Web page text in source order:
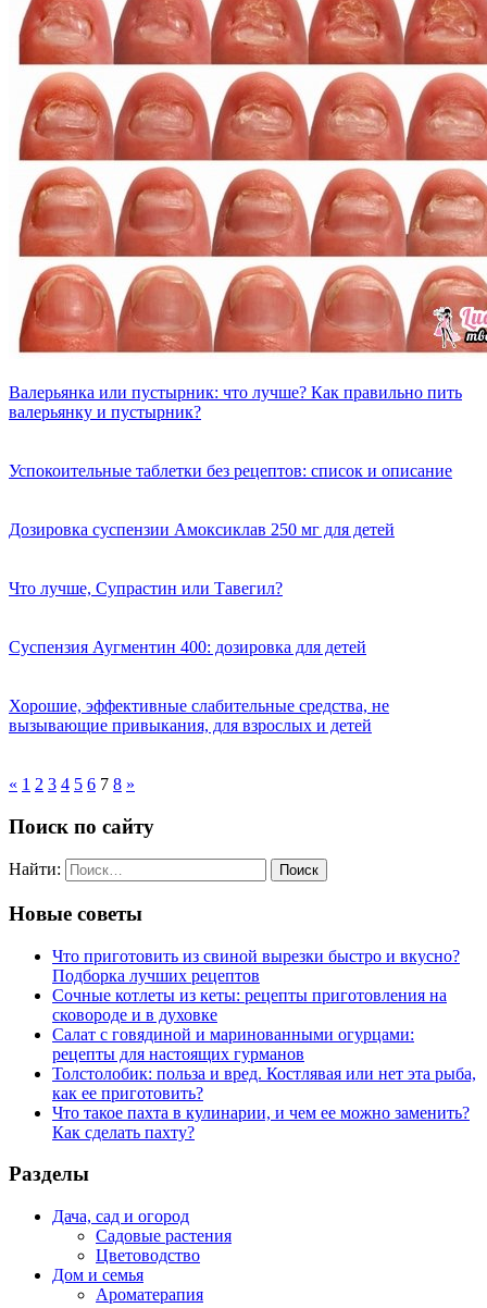
Валерьянка или пустырник: что лучше? Как правильно пить
валерьянку и пустырник?
Успокоительные таблетки без рецептов: список и описание
Дозировка суспензии Амоксиклав 250 мг для детей
Что лучше, Супрастин или Тавегил?
Суспензия Аугментин 400: дозировка для детей
Хорошие, эффективные слабительные средства, не
вызывающие привыкания, для взрослых и детей
« 1 2 3 4 5 6 7 8 »
Поиск по сайту
Найти:
Новые советы
Что приготовить из свиной вырезки быстро и вкусно?
Подборка лучших рецептов
Сочные котлеты из кеты: рецепты приготовления на
сковороде и в духовке
Салат с говядиной и маринованными огурцами:
рецепты для настоящих гурманов
Толстолобик: польза и вред. Костлявая или нет эта рыба,
как ее приготовить?
Что такое пахта в кулинарии, и чем ее можно заменить?
Как сделать пахту?
Разделы
Дача, сад и огород
Садовые растения
Цветоводство
Дом и семья
Ароматерапия